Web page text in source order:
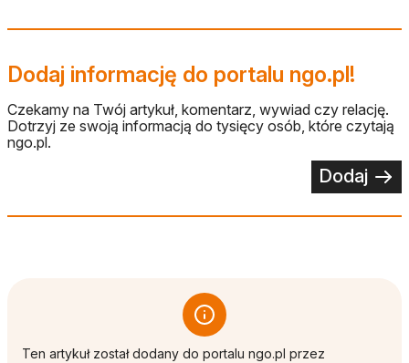
Dodaj informację do portalu ngo.pl!
Czekamy na Twój artykuł, komentarz, wywiad czy relację.
Dotrzyj ze swoją informacją do tysięcy osób, które czytają
ngo.pl.
Dodaj
Ten artykuł został dodany do portalu ngo.pl przez